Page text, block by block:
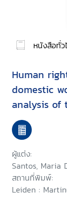
หนังสือทั่ว
Human
domestic
analysis of
status of
domestic
and Hong
ผู้แต่ง:
Santos, Maria
สถานที่พิมพ์:
Leiden :